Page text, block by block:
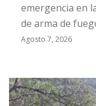
emergencia en
de arma de
Agosto 7, 2026